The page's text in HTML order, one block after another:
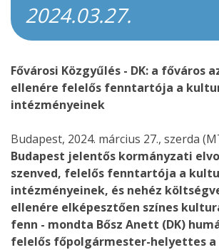
2024.03.27.
Fővárosi Közgyűlés - DK: a főváros
ellenére felelős fenntartója a
intézményeinek
Budapest, 2024. március 27., szerda
Budapest jelentős kormányzati
szenved, felelős fenntartója a
intézményeinek, és nehéz
ellenére elképesztően színes
fenn - mondta Bősz Anett (DK)
felelős főpolgármester-helyettes a